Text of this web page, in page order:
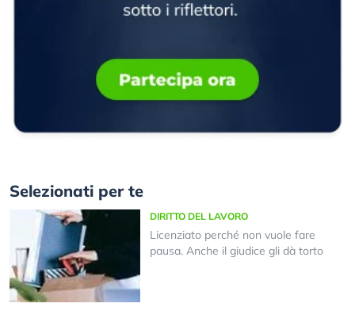
Selezionati per te
DIRITTO DEL LAVORO
Licenziato perché non vuole fare
pausa. Anche il giudice gli dà torto